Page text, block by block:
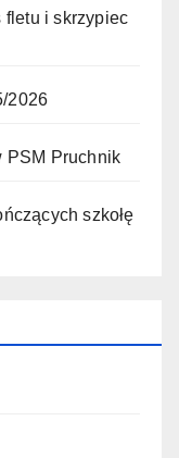
fletu i skrzypiec
2026
PSM Pruchnik
szkołę